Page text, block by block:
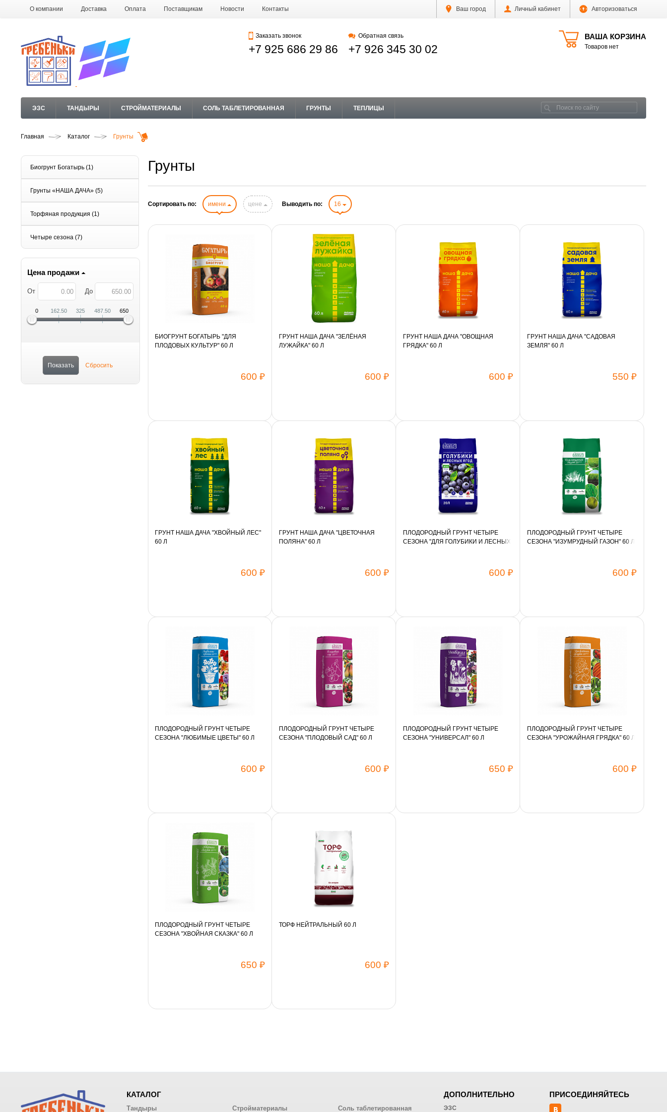
Ваш город Личный кабинет Авторизоваться
О компании Доставка Оплата Поставщикам Новости Контакты
ВАША КОРЗИНА
Товаров нет
Заказать звонок
+7 925 686 29 86
Обратная связь
+7 926 345 30 02
ЭЗС ТАНДЫРЫ СТРОЙМАТЕРИАЛЫ СОЛЬ ТАБЛЕТИРОВАННАЯ ГРУНТЫ ТЕПЛИЦЫ
Главная Каталог Грунты
Биогрунт Богатырь (1)
Грунты «НАША ДАЧА» (5)
Торфяная продукция (1)
Четыре сезона (7)
Цена продажи
От До
0 162.50 325 487.50 650
Грунты
Сортировать по: имени цене Выводить по: 16
БИОГРУНТ БОГАТЫРЬ "ДЛЯ
ПЛОДОВЫХ КУЛЬТУР" 60 Л
600 ₽
ГРУНТ НАША ДАЧА "ЗЕЛЁНАЯ
ЛУЖАЙКА" 60 Л
600 ₽
ГРУНТ НАША ДАЧА "ОВОЩНАЯ
ГРЯДКА" 60 Л
600 ₽
ГРУНТ НАША ДАЧА "САДОВАЯ
ЗЕМЛЯ" 60 Л
550 ₽
ГРУНТ НАША ДАЧА "ХВОЙНЫЙ ЛЕС"
60 Л
600 ₽
ГРУНТ НАША ДАЧА "ЦВЕТОЧНАЯ
ПОЛЯНА" 60 Л
600 ₽
ПЛОДОРОДНЫЙ ГРУНТ ЧЕТЫРЕ
СЕЗОНА "ДЛЯ ГОЛУБИКИ И ЛЕСНЫХ
600 ₽
ПЛОДОРОДНЫЙ ГРУНТ ЧЕТЫРЕ
СЕЗОНА "ИЗУМРУДНЫЙ ГАЗОН" 60 Л
600 ₽
ПЛОДОРОДНЫЙ ГРУНТ ЧЕТЫРЕ
СЕЗОНА "ЛЮБИМЫЕ ЦВЕТЫ" 60 Л
600 ₽
ПЛОДОРОДНЫЙ ГРУНТ ЧЕТЫРЕ
СЕЗОНА "ПЛОДОВЫЙ САД" 60 Л
600 ₽
ПЛОДОРОДНЫЙ ГРУНТ ЧЕТЫРЕ
СЕЗОНА "УНИВЕРСАЛ" 60 Л
650 ₽
ПЛОДОРОДНЫЙ ГРУНТ ЧЕТЫРЕ
СЕЗОНА "УРОЖАЙНАЯ ГРЯДКА" 60 Л
600 ₽
ПЛОДОРОДНЫЙ ГРУНТ ЧЕТЫРЕ
СЕЗОНА "ХВОЙНАЯ СКАЗКА" 60 Л
650 ₽
ТОРФ НЕЙТРАЛЬНЫЙ 60 Л
600 ₽
КАТАЛОГ
Тандыры Стройматериалы Соль таблетированная
ДОПОЛНИТЕЛЬНО
ЭЗС
ПРИСОЕДИНЯЙТЕСЬ